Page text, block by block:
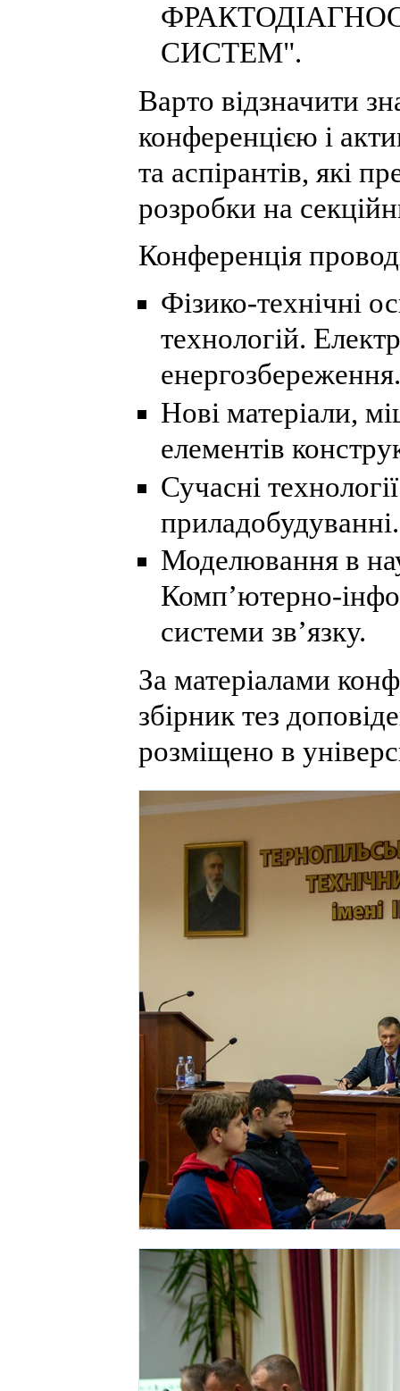
СИСТЕМ".
Варто відзначити
конференцією і
та аспірантів, які
розробки на
Конференція
Фізико-технічні
технологій.
енергозбереження.
Нові матеріали,
елементів
Сучасні
приладобудуванні.
Моделювання в
Комп’ютерно-
системи зв’язку.
За матеріалами
збірник тез
розміщено в